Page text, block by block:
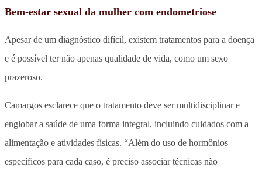
Bem-estar sexual da mulher com endometriose
Apesar de um diagnóstico difícil, existem tratamentos para a doença
e é possível ter não apenas qualidade de vida, como um sexo
prazeroso.
Camargos esclarece que o tratamento deve ser multidisciplinar e
englobar a saúde de uma forma integral, incluindo cuidados com a
alimentação e atividades físicas. “Além do uso de hormônios
específicos para cada caso, é preciso associar técnicas não